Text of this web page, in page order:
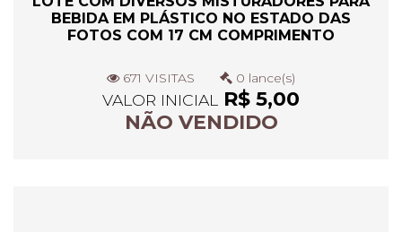
BEBIDA EM PLÁSTICO NO ESTADO DAS
FOTOS COM 17 CM COMPRIMENTO
671 VISITAS 0 lance(s)
VALOR INICIAL
R$ 5,00
NÃO VENDIDO